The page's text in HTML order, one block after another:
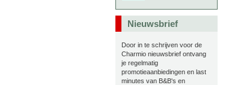
Nieuwsbrief
Door in te schrijven voor de
Charmio nieuwsbrief ontvang
je regelmatig
promotieaanbiedingen en last
minutes van B&B's en